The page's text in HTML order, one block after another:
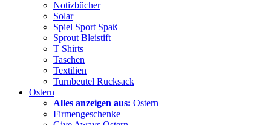
Notizbücher
Solar
Spiel Sport Spaß
Sprout Bleistift
T Shirts
Taschen
Textilien
Turnbeutel Rucksack
Ostern
Alles anzeigen aus: Ostern
Firmengeschenke